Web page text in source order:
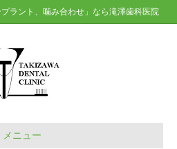
ラント、噛み合わせ」なら滝澤歯科医院
メニュー